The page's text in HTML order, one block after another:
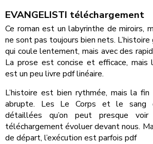
EVANGELISTI téléchargement
Ce roman est un labyrinthe de miroirs,
ne sont pas toujours bien nets.
qui coule lentement, mais avec des
La prose est concise et efficace, mais
est un peu livre pdf linéaire.
L’histoire est bien rythmée, mais la fin
abrupte. Les Le Corps et le sang
détaillées qu’on peut presque
téléchargement évoluer devant nous.
de départ, l’exécution est parfois pdf